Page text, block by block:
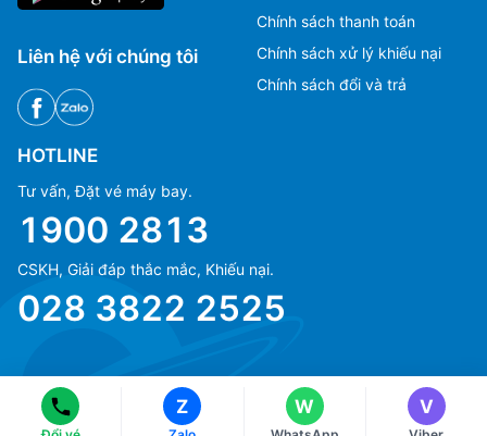
Liên hệ với chúng tôi
Chính sách thanh toán
Chính sách xử lý khiếu nại
Chính sách đổi và trả
HOTLINE
Tư vấn, Đặt vé máy bay.
1900 2813
CSKH, Giải đáp thắc mắc, Khiếu nại.
028 3822 2525
© Copyright 2018 eFly.vn · All Rights reserved.
Z W
(+84) 70 854 1213
V